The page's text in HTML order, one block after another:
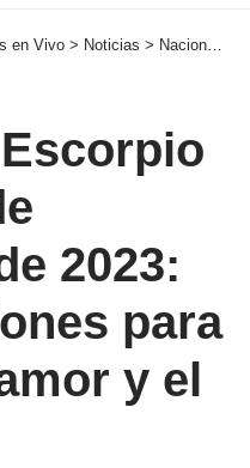
en Vivo > Noticias > Nacionales
2023:
para
y el